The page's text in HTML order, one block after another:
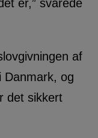
er,” svarede
af
Danmark, og
det sikkert